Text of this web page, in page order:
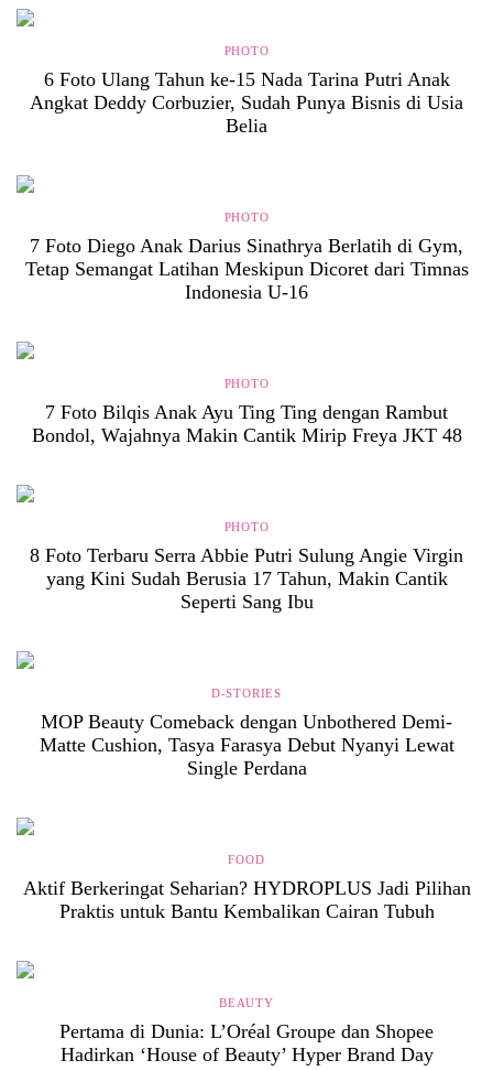
PHOTO
6 Foto Ulang Tahun ke-15 Nada Tarina Putri Anak
Angkat Deddy Corbuzier, Sudah Punya Bisnis di Usia
Belia
PHOTO
7 Foto Diego Anak Darius Sinathrya Berlatih di Gym,
Tetap Semangat Latihan Meskipun Dicoret dari Timnas
Indonesia U-16
PHOTO
7 Foto Bilqis Anak Ayu Ting Ting dengan Rambut
Bondol, Wajahnya Makin Cantik Mirip Freya JKT 48
PHOTO
8 Foto Terbaru Serra Abbie Putri Sulung Angie Virgin
yang Kini Sudah Berusia 17 Tahun, Makin Cantik
Seperti Sang Ibu
D-STORIES
MOP Beauty Comeback dengan Unbothered Demi-
Matte Cushion, Tasya Farasya Debut Nyanyi Lewat
Single Perdana
FOOD
Aktif Berkeringat Seharian? HYDROPLUS Jadi Pilihan
Praktis untuk Bantu Kembalikan Cairan Tubuh
BEAUTY
Pertama di Dunia: L’Oréal Groupe dan Shopee
Hadirkan ‘House of Beauty’ Hyper Brand Day